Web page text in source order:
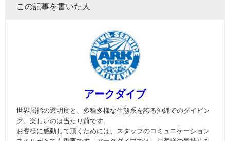
この記事を書いた人
アークダイブ
世界屈指の透明度と、多種多様な生態系を誇る沖縄でのダイビン
グ。楽しいのは当たり前です。
お客様に感動して頂くためには、スタッフのコミュニケーション